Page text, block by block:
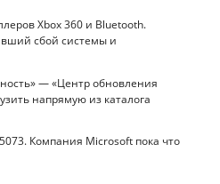
Xbox 360 и Bluetooth.
сбой системы и
— «Центр обновления
напрямую из каталога
Компания Microsoft пока что